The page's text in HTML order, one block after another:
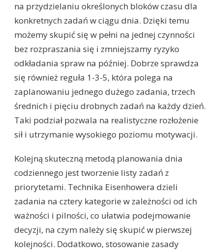
na przydzielaniu określonych bloków czasu dla
konkretnych zadań w ciągu dnia. Dzięki temu
możemy skupić się w pełni na jednej czynności
bez rozpraszania się i zmniejszamy ryzyko
odkładania spraw na później. Dobrze sprawdza
się również reguła 1-3-5, która polega na
zaplanowaniu jednego dużego zadania, trzech
średnich i pięciu drobnych zadań na każdy dzień.
Taki podział pozwala na realistyczne rozłożenie
sił i utrzymanie wysokiego poziomu motywacji.
Kolejną skuteczną metodą planowania dnia
codziennego jest tworzenie listy zadań z
priorytetami. Technika Eisenhowera dzieli
zadania na cztery kategorie w zależności od ich
ważności i pilności, co ułatwia podejmowanie
decyzji, na czym należy się skupić w pierwszej
kolejności. Dodatkowo, stosowanie zasady